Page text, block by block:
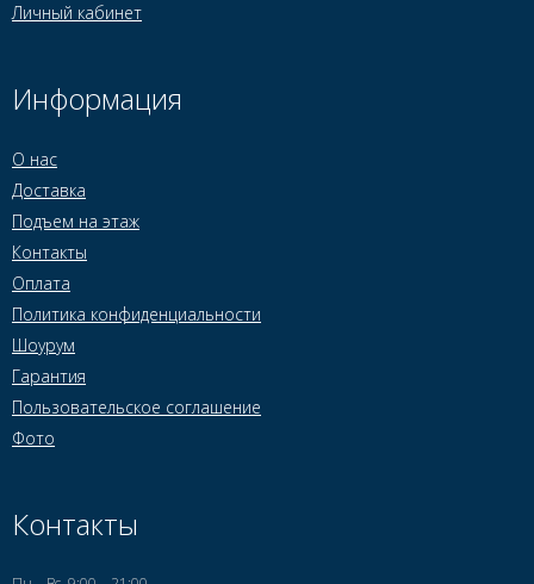
Личный кабинет
Информация
О нас
Доставка
Подъем на этаж
Контакты
Оплата
Политика конфиденциальности
Шоурум
Гарантия
Пользовательское соглашение
Фото
Контакты